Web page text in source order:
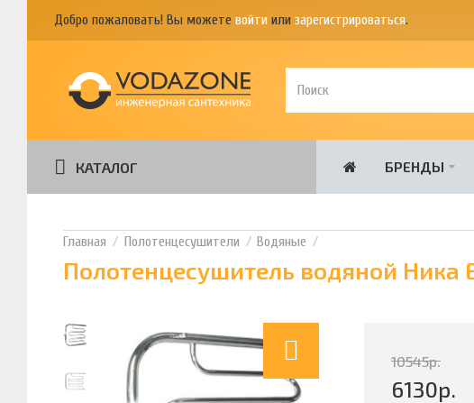
Добро пожаловать! Вы можете войти или зарегистрироваться.
КАТАЛОГ БРЕНДЫ
Полотенцесушители Водяные
Полотенцесушитель водяной
10545р.
6130р.